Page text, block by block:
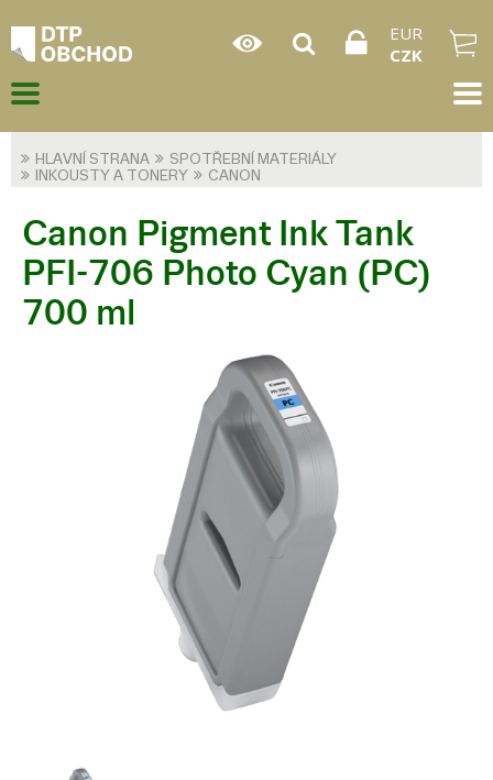
EUR
CZK
HLAVNÍ STRANA
SPOTŘEBNÍ MATERIÁLY
INKOUSTY A TONERY
CANON
Canon Pigment Ink Tank
PFI-706 Photo Cyan (PC)
700 ml